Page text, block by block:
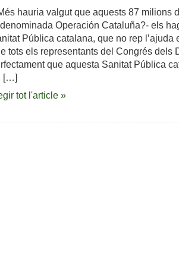
hauria valgut que aquests 87 milions
denominada Operación Cataluña?- els
Pública catalana, que no rep
tots els representants del Congrés dels
que aquesta Sanitat Pública
[…]
tot l'article »